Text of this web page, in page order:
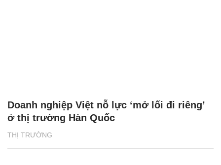
THỊ TRƯỜNG
Doanh nghiệp Việt nỗ lực ‘mở lối đi riêng’
ở thị trường Hàn Quốc